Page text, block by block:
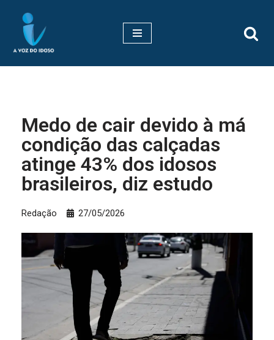
Pular
para
Medo de cair devido à má
condição das calçadas
atinge 43% dos idosos
brasileiros, diz estudo
Redação 27/05/2026